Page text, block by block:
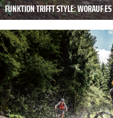
FUNKTION TRIFFT STYLE: ­WORAUF